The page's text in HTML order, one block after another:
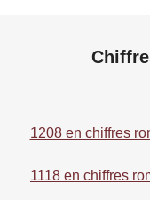
1208 en chiffres
1118 en chiffres